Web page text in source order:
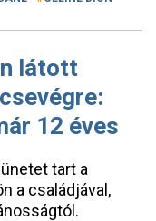
látott
12 éves
tart a
a családjával,